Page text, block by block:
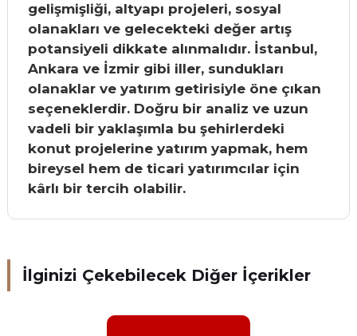
gelişmişliği, altyapı projeleri, sosyal
olanakları ve gelecekteki değer artış
potansiyeli dikkate alınmalıdır. İstanbul,
Ankara ve İzmir gibi iller, sundukları
olanaklar ve yatırım getirisiyle öne çıkan
seçeneklerdir. Doğru bir analiz ve uzun
vadeli bir yaklaşımla bu şehirlerdeki
konut projelerine yatırım yapmak, hem
bireysel hem de ticari yatırımcılar için
kârlı bir tercih olabilir.
İlginizi Çekebilecek Diğer İçerikler